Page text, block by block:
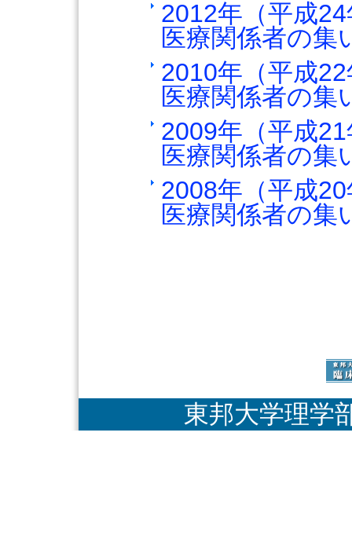
2012年（平成
医療関係者の集
2010年（平成
医療関係者の集
2009年（平成
医療関係者の集
2008年（平成
医療関係者の集
東邦大学理学